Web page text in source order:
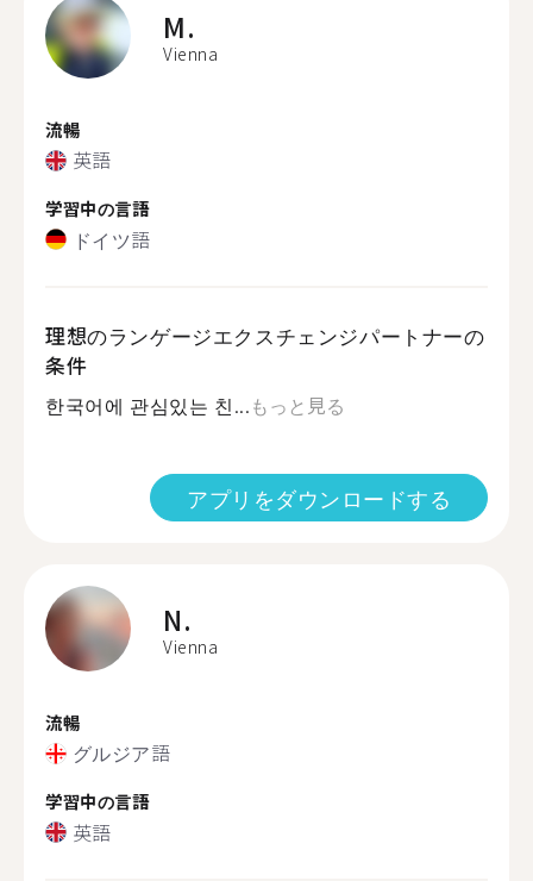
M.
Vienna
流暢
英語
学習中の言語
ドイツ語
理想のランゲージエクスチェンジパートナーの
条件
한국어에 관심있는 친...もっと見る
アプリをダウンロードする
N.
Vienna
流暢
グルジア語
学習中の言語
英語